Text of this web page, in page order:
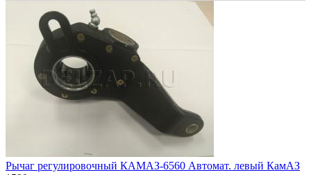
Рычаг регулировочный КАМАЗ-6560 Автомат. левый КамАЗ